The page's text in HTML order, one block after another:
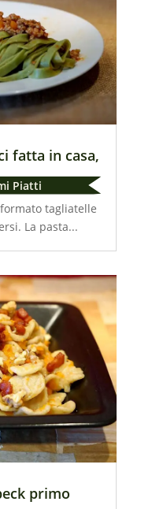
fatta in casa,
Piatti
tagliatelle
La pasta...
primo